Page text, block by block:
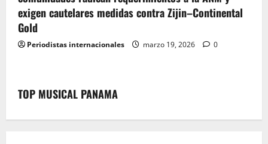
exigen cautelares medidas contra Zijin–Continental
Gold
Periodistas internacionales marzo 19, 2026 0
TOP MUSICAL PANAMA